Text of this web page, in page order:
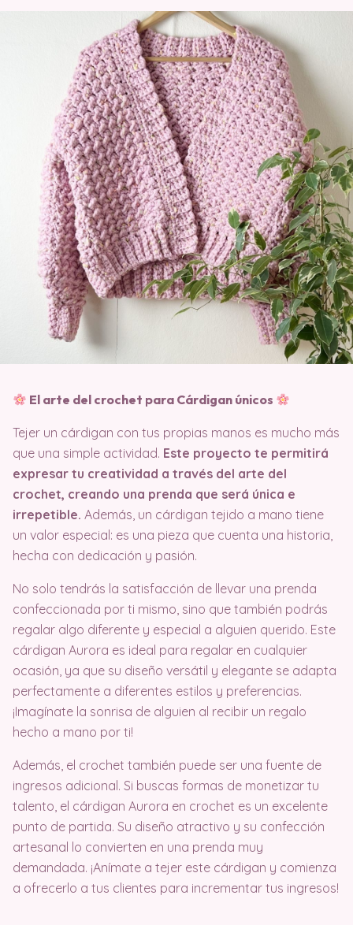
El arte del crochet para Cárdigan únicos
Tejer un cárdigan con tus propias manos es mucho más
que una simple actividad. Este proyecto te permitirá
expresar tu creatividad a través del arte del
crochet, creando una prenda que será única e
irrepetible. Además, un cárdigan tejido a mano tiene
un valor especial: es una pieza que cuenta una historia,
hecha con dedicación y pasión.
No solo tendrás la satisfacción de llevar una prenda
confeccionada por ti mismo, sino que también podrás
regalar algo diferente y especial a alguien querido. Este
cárdigan Aurora es ideal para regalar en cualquier
ocasión, ya que su diseño versátil y elegante se adapta
perfectamente a diferentes estilos y preferencias.
¡Imagínate la sonrisa de alguien al recibir un regalo
hecho a mano por ti!
Además, el crochet también puede ser una fuente de
ingresos adicional. Si buscas formas de monetizar tu
talento, el cárdigan Aurora en crochet es un excelente
punto de partida. Su diseño atractivo y su confección
artesanal lo convierten en una prenda muy
demandada. ¡Anímate a tejer este cárdigan y comienza
a ofrecerlo a tus clientes para incrementar tus ingresos!